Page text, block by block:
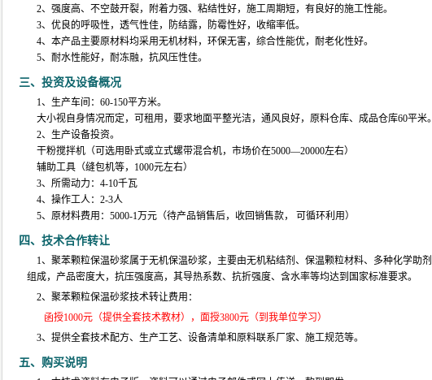
2、强度高、不空鼓开裂，附着力强、粘结性好，施工周期短，有良好的施工性能。
3、优良的呼吸性，透气性佳，防结露，防霉性好，收缩率低。
4、本产品主要原材料均采用无机材料，环保无害，综合性能优，耐老化性好。
5、耐水性能好，耐冻融，抗风压性佳。
三、投资及设备概况
1、生产车间：60-150平方米。
大小视自身情况而定，可租用，要求地面平整光洁，通风良好，原料仓库、成品仓库60平米。
2、生产设备投资。
干粉搅拌机（可选用卧式或立式螺带混合机，市场价在5000—20000左右）
辅助工具（缝包机等，1000元左右）
3、所需动力：4-10千瓦
4、操作工人：2-3人
5、原材料费用：5000-1万元（待产品销售后，收回销售款， 可循环利用）
四、技术合作转让
1、聚苯颗粒保温砂浆属于无机保温砂浆，主要由无机粘结剂、保温颗粒材料、多种化学助剂
组成，产品密度大，抗压强度高，其导热系数、抗折强度、含水率等均达到国家标准要求。
2、聚苯颗粒保温砂浆技术转让费用：
函授1000元（提供全套技术教材），面授3800元（到我单位学习）
3、提供全套技术配方、生产工艺、设备清单和原料联系厂家、施工规范等。
五、购买说明